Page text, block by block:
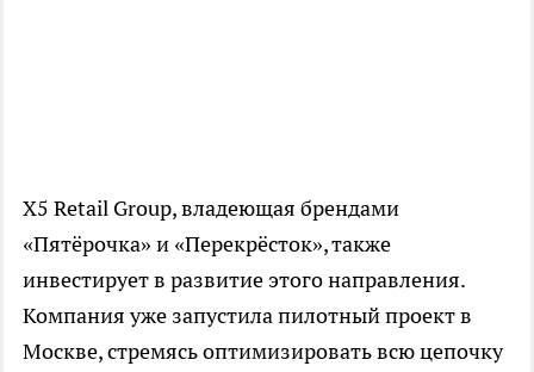
X5 Retail Group, владеющая брендами
«Пятёрочка» и «Перекрёсток», также
инвестирует в развитие этого направления.
Компания уже запустила пилотный проект в
Москве, стремясь оптимизировать всю цепочку